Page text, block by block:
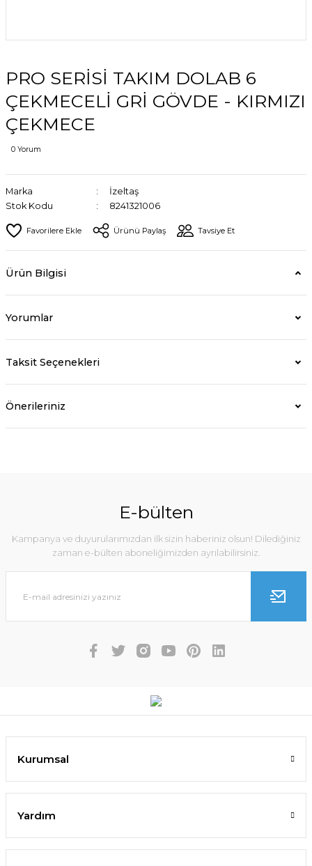
PRO SERİSİ TAKIM DOLAB 6
ÇEKMECELİ GRİ GÖVDE - KIRMIZI
ÇEKMECE
0 Yorum
Marka
İzeltaş
Stok Kodu
8241321006
Ürünü Paylaş Tavsiye Et
Ürün Bilgisi
Yorumlar
Taksit Seçenekleri
Önerileriniz
E-bülten
Kampanya ve duyurularımızdan ilk sizin haberiniz olsun! Dilediğiniz
zaman e-bülten aboneliğimizden ayrılabilirsiniz.
Kurumsal
Yardım